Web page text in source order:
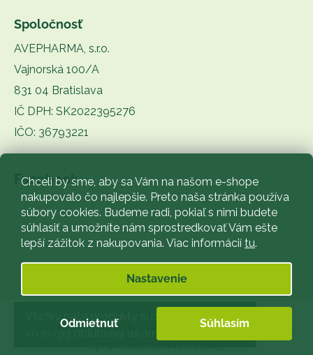
Chceli by sme, aby sa Vám na našom e-shope
nakupovalo čo najlepšie. Preto naša stránka používa
súbory cookies. Budeme radi, pokiaľ s nimi budete
súhlasiť a umožníte nám sprostredkovať Vám ešte
lepší zážitok z nakupovania. Viac informácií tu.
Nastavenie
Odmietnuť Súhlasím
Všetky naše produkty si môžete zakúpiť
Spoločnosť
AVEPHARMA, s.r.o.
Vajnorská 100/A
831 04 Bratislava
IČ DPH: SK2022395276
IČO: 36793221
Facebook
Copyright 2026Avepharma
. Všetky práva vyhradené.